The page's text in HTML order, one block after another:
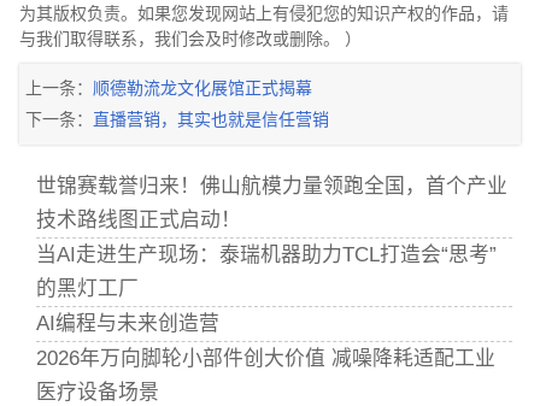
为其版权负责。如果您发现网站上有侵犯您的知识产权的作品，请
与我们取得联系，我们会及时修改或删除。 ）
上一条： 顺德勒流龙文化展馆正式揭幕
下一条： 直播营销，其实也就是信任营销
世锦赛载誉归来！佛山航模力量领跑全国，首个产业
技术路线图正式启动！
当AI走进生产现场：泰瑞机器助力TCL打造会“思考”
的黑灯工厂
AI编程与未来创造营
2026年万向脚轮小部件创大价值 减噪降耗适配工业
医疗设备场景